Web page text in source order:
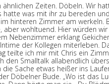
ähnlichen Zeiten. Döbeln. Wir
hatte was mit ihr zu bereden
im hinteren Zimmer am
aber wohltuend. Hier würden
Nebenzimmer erklang
der Kollegen miterleben.
teilte ich mir mit Chris ein
den Smalltalk allabendlich
Sache etwas heißer ins
Döbelner Bude. „Wo ist das